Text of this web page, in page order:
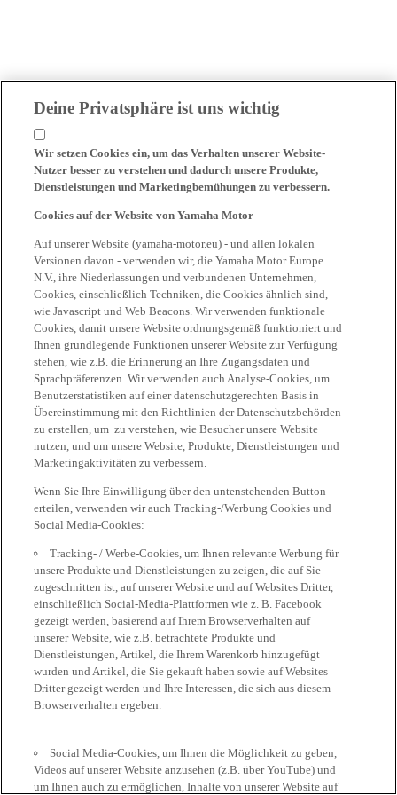
Deine Privatsphäre ist uns wichtig
Wir setzen Cookies ein, um das Verhalten unserer Website-
Nutzer besser zu verstehen und dadurch unsere Produkte,
Dienstleistungen und Marketingbemühungen zu verbessern.
Cookies auf der Website von Yamaha Motor
Auf unserer Website (yamaha-motor.eu) - und allen lokalen
Versionen davon - verwenden wir, die Yamaha Motor Europe
N.V., ihre Niederlassungen und verbundenen Unternehmen,
Cookies, einschließlich Techniken, die Cookies ähnlich sind,
wie Javascript und Web Beacons. Wir verwenden funktionale
Cookies, damit unsere Website ordnungsgemäß funktioniert und
Ihnen grundlegende Funktionen unserer Website zur Verfügung
stehen, wie z.B. die Erinnerung an Ihre Zugangsdaten und
Sprachpräferenzen. Wir verwenden auch Analyse-Cookies, um
Benutzerstatistiken auf einer datenschutzgerechten Basis in
Übereinstimmung mit den Richtlinien der Datenschutzbehörden
zu erstellen, um zu verstehen, wie Besucher unsere Website
nutzen, und um unsere Website, Produkte, Dienstleistungen und
Marketingaktivitäten zu verbessern.
Wenn Sie Ihre Einwilligung über den untenstehenden Button
erteilen, verwenden wir auch Tracking-/Werbung Cookies und
Social Media-Cookies:
Tracking- / Werbe-Cookies, um Ihnen relevante Werbung für
unsere Produkte und Dienstleistungen zu zeigen, die auf Sie
zugeschnitten ist, auf unserer Website und auf Websites Dritter,
einschließlich Social-Media-Plattformen wie z. B. Facebook
gezeigt werden, basierend auf Ihrem Browserverhalten auf
unserer Website, wie z.B. betrachtete Produkte und
Dienstleistungen, Artikel, die Ihrem Warenkorb hinzugefügt
wurden und Artikel, die Sie gekauft haben sowie auf Websites
Dritter gezeigt werden und Ihre Interessen, die sich aus diesem
Browserverhalten ergeben.
Social Media-Cookies, um Ihnen die Möglichkeit zu geben,
Videos auf unserer Website anzusehen (z.B. über YouTube) und
um Ihnen auch zu ermöglichen, Inhalte von unserer Website auf